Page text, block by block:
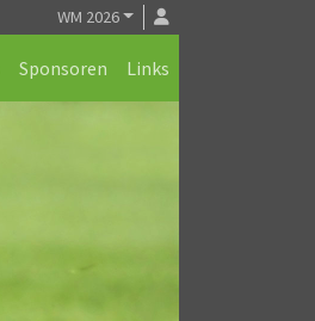
WM 2026
Sponsoren Links